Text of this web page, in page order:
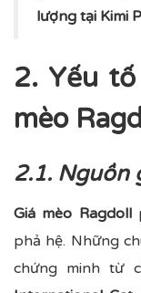
lượng tại Kimi
2. Yếu
mèo
2.1. Nguồn
Giá mèo Ragdoll
phả hệ. Những
chứng minh từ